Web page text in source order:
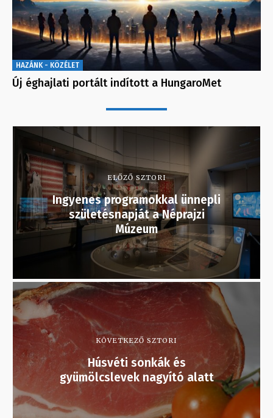
HAZÁNK - KÖZÉLET
Új éghajlati portált indított a HungaroMet
ELŐZŐ SZTORI
Ingyenes programokkal ünnepli
születésnapját a Néprajzi
Múzeum
KÖVETKEZŐ SZTORI
Húsvéti sonkák és
gyümölcslevek nagyító alatt